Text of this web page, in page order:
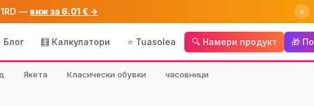
— виж за 6.01 € → ×
Блог 🧮 Калкулатори ⭐ Tuasolea 🔍 Намери продукт 🎁
Якета Класически обувки часовници